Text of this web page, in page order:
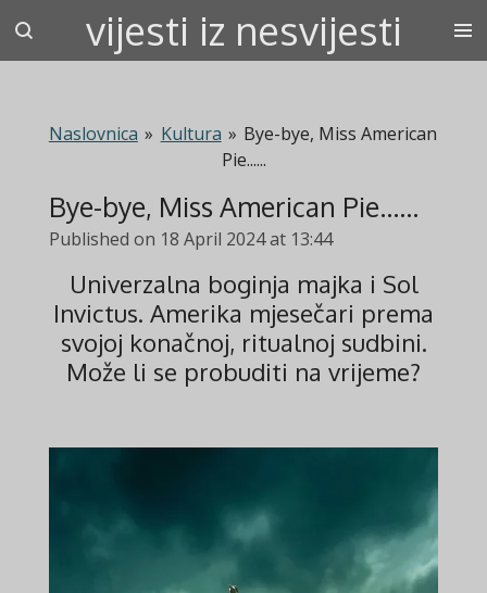
Skip
vijesti iz nesvijesti
Naslovnica » Kultura » Bye-bye, Miss American
Pie......
Bye-bye, Miss American Pie......
Published on 18 April 2024 at 13:44
Univerzalna boginja majka i Sol
Invictus. Amerika mjesečari prema
svojoj konačnoj, ritualnoj sudbini.
Može li se probuditi na vrijeme?